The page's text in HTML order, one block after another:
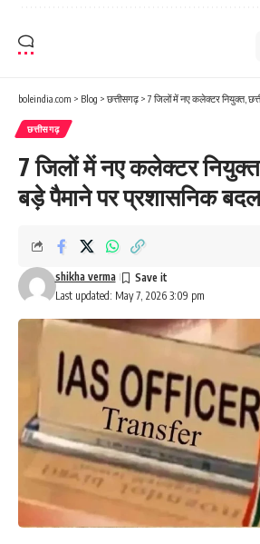
boleindia.com > Blog > छत्तीसगढ़ >7 जिलों में नए कलेक्टर नियुक्त,
छत्तीसगढ़
7 जिलों में नए कलेक्टर
बड़े पैमाने पर प्रशासनिक
Last updated: May 7, 2026 3:09 pm
shikha verma